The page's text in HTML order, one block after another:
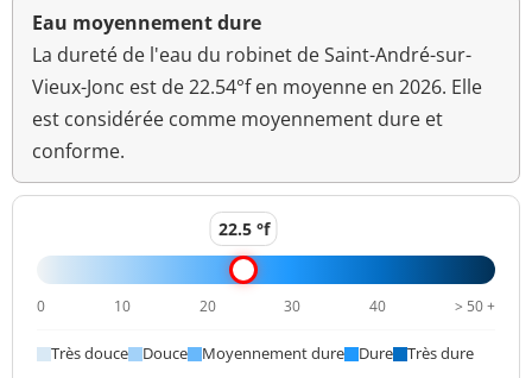
Bactéries coliformes
/100ml-MS
<1 n/(100mL)
Bact. aér. revivifiables
à 22°-68h
à 36°-44h
<1 n/mL
2,4 mg(Mg)/L
<0,05 mg/L
Odeur (qualitatif)
changement
Eau moyennement dure
La dureté de l'eau du robinet de Saint-André-sur-
Vieux-Jonc est de 22.54°f en moyenne en 2026. Elle
est considérée comme moyennement dure et
conforme.
22.5 °f
0 10 20 30 40 > 50 +
Très douce Douce Moyennement dure Dure Très dure